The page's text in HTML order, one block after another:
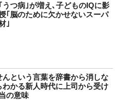
うつ病｣が増え､子どものIQに影
｢脳のために欠かせないスーパ
｣
んという言葉を辞書から消しな
わかる新人時代に上司から受け
の意味